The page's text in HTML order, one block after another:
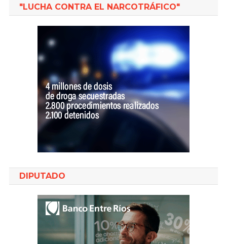
"LUCHA CONTRA EL NARCOTRÁFICO"
DIPUTADO